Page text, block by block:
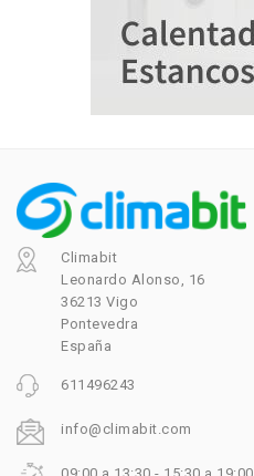
Climabit
Leonardo Alonso, 16
36213 Vigo
Pontevedra
España
611496243
info@climabit.com